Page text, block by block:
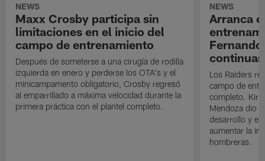
NEWS
Maxx Crosby participa sin
limitaciones en el inicio del
campo de entrenamiento
Después de someterse a una cirugía de rodilla
izquierda en enero y perderse los OTA's y el
minicampamento obligatorio, Crosby regresó
al emparrillado a máxima velocidad durante la
primera práctica con el plantel completo.
NEWS
Arranca
Los Raiders
campo de
completo. Kirk
Mendoza dio
desarrollo y el
aumentar la
hombreras.